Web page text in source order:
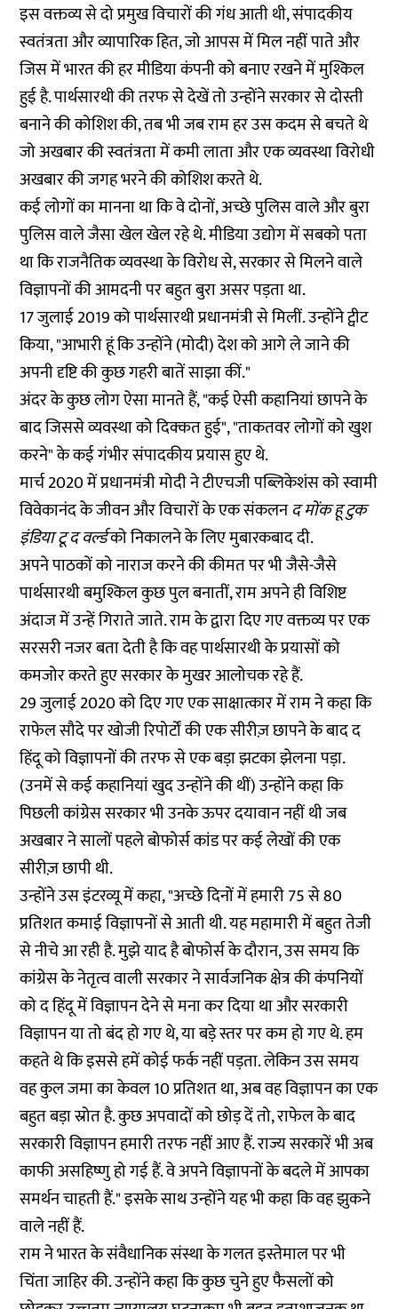
इस वक्तव्य से दो प्रमुख विचारों की गंध आती थी, संपादकीय
स्वतंत्रता और व्यापारिक हित, जो आपस में मिल नहीं पाते और
जिस में भारत की हर मीडिया कंपनी को बनाए रखने में मुश्किल
हुई है. पार्थसारथी की तरफ से देखें तो उन्होंने सरकार से दोस्ती
बनाने की कोशिश की, तब भी जब राम हर उस कदम से बचते थे
जो अखबार की स्वतंत्रता में कमी लाता और एक व्यवस्था विरोधी
अखबार की जगह भरने की कोशिश करते थे.
कई लोगों का मानना था कि वे दोनों, अच्छे पुलिस वाले और बुरा
पुलिस वाले जैसा खेल खेल रहे थे. मीडिया उद्योग में सबको पता
था कि राजनैतिक व्यवस्था के विरोध से, सरकार से मिलने वाले
विज्ञापनों की आमदनी पर बहुत बुरा असर पड़ता था.
17 जुलाई 2019 को पार्थसारथी प्रधानमंत्री से मिलीं. उन्होंनेट्वीट
किया, "आभारी हूं कि उन्होंने (मोदी) देश को आगे ले जाने की
अपनी दृष्टि की कुछ गहरी बातें साझा कीं."
अंदर के कुछ लोग ऐसा मानते हैं, "कई ऐसी कहानियां छापने के
बाद जिससे व्यवस्था को दिक्कत हुई", "ताकतवर लोगों को खुश
करने" के कई गंभीर संपादकीय प्रयास हुए थे.
मार्च 2020 में प्रधानमंत्री मोदी ने टीएचजी पब्लिकेशंस को स्वामी
विवेकानंद के जीवन और विचारों के एक संकलनद मोंक हू टुक
इंडिया टू द वर्ल्डको निकालने के लिएमुबारकबाददी.
अपने पाठकों को नाराज करने की कीमत पर भी जैसे-जैसे
पार्थसारथी बमुश्किल कुछ पुल बनातीं, राम अपने ही विशिष्ट
अंदाज में उन्हें गिराते जाते. राम के द्वारा दिए गए वक्तव्य पर एक
सरसरी नजर बता देती है कि वह पार्थसारथी के प्रयासों को
कमजोर करते हुए सरकार के मुखर आलोचक रहे हैं.
29 जुलाई 2020 को दिए गए एक साक्षात्कारमें राम ने कहा कि
राफेल सौदे पर खोजी रिपोर्टों की एक सीरीज़ छापने के बाद द
हिंदू को विज्ञापनों की तरफ से एक बड़ा झटका झेलना पड़ा.
(उनमें से कई कहानियां खुद उन्होंने की थीं) उन्होंने कहा कि
पिछली कांग्रेस सरकार भी उनके ऊपर दयावान नहीं थी जब
अखबार ने सालों पहले बोफोर्स कांड पर कई लेखों की एक
सीरीज़ छापी थी.
उन्होंने उस इंटरव्यू में कहा, "अच्छे दिनों में हमारी 75 से 80
प्रतिशत कमाई विज्ञापनों से आती थी. यह महामारी में बहुत तेजी
से नीचे आ रही है. मुझे याद है बोफोर्स के दौरान, उस समय कि
कांग्रेस के नेतृत्व वाली सरकार ने सार्वजनिक क्षेत्र की कंपनियों
को द हिंदू में विज्ञापन देने से मना कर दिया था और सरकारी
विज्ञापन या तो बंद हो गए थे, या बड़े स्तर पर कम हो गए थे. हम
कहते थे कि इससे हमें कोई फर्क नहीं पड़ता. लेकिन उस समय
वह कुल जमा का केवल 10 प्रतिशत था, अब वह विज्ञापन का एक
बहुत बड़ा स्रोत है. कुछ अपवादों को छोड़ दें तो, राफेल के बाद
सरकारी विज्ञापन हमारी तरफ नहीं आए हैं. राज्य सरकारें भी अब
काफी असहिष्णु हो गई हैं. वे अपने विज्ञापनों के बदले में आपका
समर्थन चाहती हैं." इसके साथ उन्होंने यह भी कहा कि वह झुकने
वाले नहीं हैं.
राम ने भारत के संवैधानिक संस्था के गलत इस्तेमाल पर भी
चिंता जाहिर की. उन्होंने कहा कि कुछ चुने हुए फैसलों को